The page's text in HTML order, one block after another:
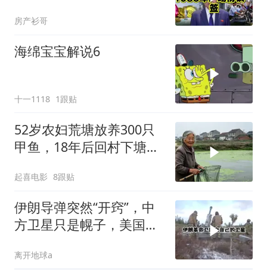
房产衫哥
海绵宝宝解说6
十一1118 1跟贴
52岁农妇荒塘放养300只
甲鱼，18年后回村下塘瞬
起喜电影 8跟贴
伊朗导弹突然“开窍”，中
方卫星只是幌子，美国真
离开地球a